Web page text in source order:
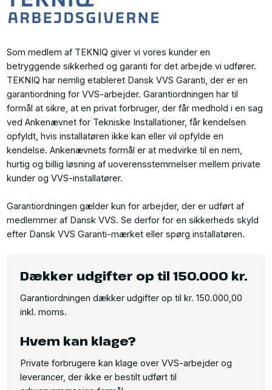
Som medlem af TEKNIQ giver vi vores kunder en
betryggende sikkerhed og garanti for det arbejde vi udfører.
TEKNIQ har nemlig etableret Dansk VVS Garanti, der er en
garantiordning for VVS-arbejder. Garantiordningen har til
formål at sikre, at en privat forbruger, der får medhold i en sag
ved Ankenævnet for Tekniske Installationer, får kendelsen
opfyldt, hvis installatøren ikke kan eller vil opfylde en
kendelse. Ankenævnets formål er at medvirke til en nem,
hurtig og billig løsning af uoverensstemmelser mellem private
kunder og VVS-installatører.
Garantiordningen gælder kun for arbejder, der er udført af
medlemmer af Dansk VVS. Se derfor for en sikkerheds skyld
efter Dansk VVS Garanti-mærket eller spørg installatøren.​
Dækker udgifter op til 150.000 kr.
Garantiordningen dækker udgifter op til kr. 150.000,00
inkl. moms.
Hvem kan klage?
Private forbrugere kan klage over VVS-arbejder og
leverancer, der ikke er bestilt udført til